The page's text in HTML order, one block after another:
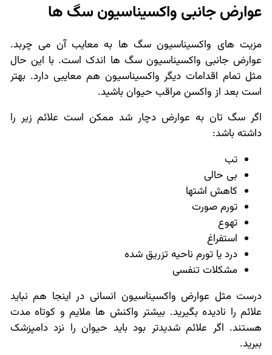
عوارض جانبی واکسیناسیون سگ ها
مزیت های واکسیناسیون سگ ها به معایب آن می چربد.
عوارض جانبی واکسیناسیون سگ ها اندک است. با این حال
مثل تمام اقدامات دیگر واکسیناسیون هم معایبی دارد. بهتر
است بعد از واکسن مراقب حیوان باشید.
اگر سگ تان به عوارض دچار شد ممکن است علائم زیر را
داشته باشد:
تب
بی حالی
کاهش اشتها
تورم صورت
تهوع
استفراغ
درد یا تورم ناحیه تزریق شده
مشکلات تنفسی
درست مثل عوارض واکسیناسیون انسانی در اینجا هم نباید
علائم را نادیده بگیرید. بیشتر واکنش ها ملایم و کوتاه مدت
هستند. اگر علائم شدیدتر بود باید حیوان را نزد دامپزشک
ببرید.